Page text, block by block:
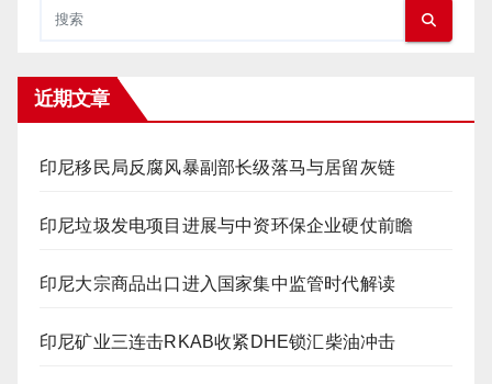
近期文章
印尼移民局反腐风暴副部长级落马与居留灰链
印尼垃圾发电项目进展与中资环保企业硬仗前瞻
印尼大宗商品出口进入国家集中监管时代解读
印尼矿业三连击RKAB收紧DHE锁汇柴油冲击